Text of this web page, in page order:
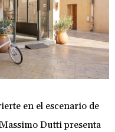
en el escenario de
Dutti presenta